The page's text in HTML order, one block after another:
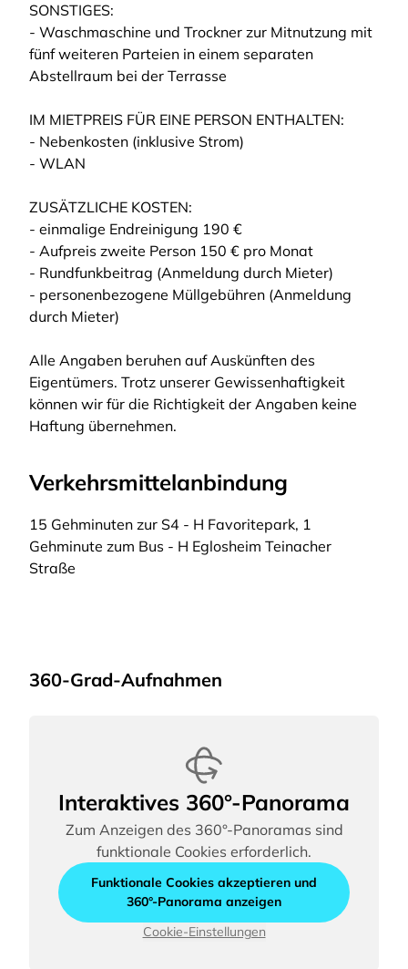
SONSTIGES:
- Waschmaschine und Trockner zur Mitnutzung mit
fünf weiteren Parteien in einem separaten
Abstellraum bei der Terrasse
IM MIETPREIS FÜR EINE PERSON ENTHALTEN:
- Nebenkosten (inklusive Strom)
- WLAN
ZUSÄTZLICHE KOSTEN:
- einmalige Endreinigung 190 €
- Aufpreis zweite Person 150 € pro Monat
- Rundfunkbeitrag (Anmeldung durch Mieter)
- personenbezogene Müllgebühren (Anmeldung
durch Mieter)
Alle Angaben beruhen auf Auskünften des
Eigentümers. Trotz unserer Gewissenhaftigkeit
können wir für die Richtigkeit der Angaben keine
Haftung übernehmen.
Verkehrsmittelanbindung
15 Gehminuten zur S4 - H Favoritepark, 1
Gehminute zum Bus - H Eglosheim Teinacher
Straße
360-Grad-Aufnahmen
Interaktives 360°-Panorama
Zum Anzeigen des 360°-Panoramas sind
funktionale Cookies erforderlich.
Funktionale Cookies akzeptieren und
360°-Panorama anzeigen
Cookie-Einstellungen